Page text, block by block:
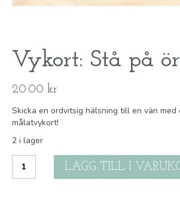
Vykort: Stå på
20.00 kr
Skicka en ordvitsig hälsning till en vän
målatvykort!
2 i lager
Stå
LÄGG TILL I